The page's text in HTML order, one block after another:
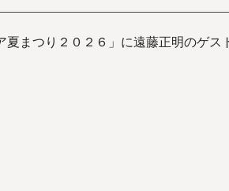
まつり２０２６」に遠藤正明のゲス